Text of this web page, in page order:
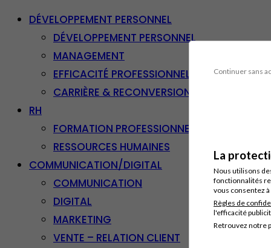
Continuer sans
La
Nous utilisons
fonctionnalités
vous consentez
Règles de
l'efficacité
Retrouvez notre
DÉVELOPPEMENT PERSONNEL
DÉVELOPPEMENT PERSONNEL
MANAGEMENT
EFFICACITÉ PROFESSIONNELLE
CARRIÈRE & RECONVERSION
RH
FORMATION PROFESSIONNELLE
RESSOURCES HUMAINES
COMMUNICATION/DIGITAL
COMMUNICATION
DIGITAL
MARKETING
VENTE – RELATION CLIENT